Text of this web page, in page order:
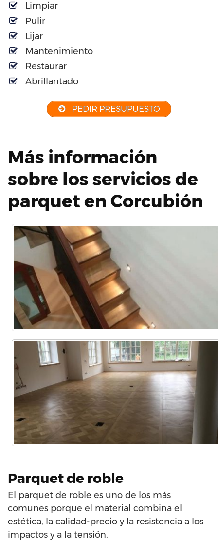
Limpiar
Pulir
Lijar
Mantenimiento
Restaurar
Abrillantado
PEDIR PRESUPUESTO
Más información
sobre los servicios de
parquet en Corcubión
Parquet de roble
El parquet de roble es uno de los más
comunes porque el material combina el
estética, la calidad-precio y la resistencia a los
impactos y a la tensión.